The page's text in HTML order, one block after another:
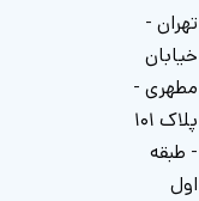
تهران -
خیابان
مطهری -
پلاک ۱۰۱
- طبقه
اول